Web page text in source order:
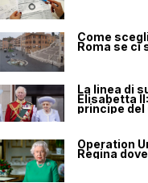
Come
Roma se ci
La linea di
Elisabetta
principe del
Operation
Regina